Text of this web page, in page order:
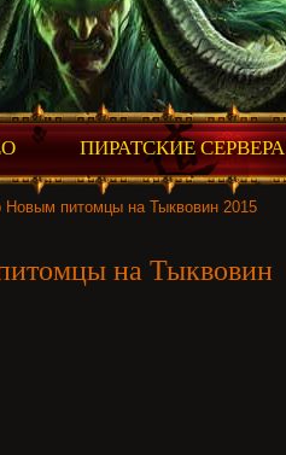
ПИРАТСКИЕ СЕРВЕРА
Новым питомцы на Тыквовин 2015
на Тыквовин